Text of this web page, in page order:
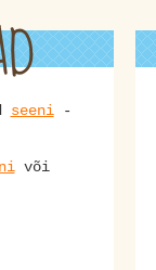
seeni-
või